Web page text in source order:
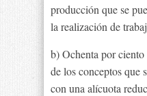
producción que se
la realización de
b) Ochenta por
de los conceptos que
con una alícuota